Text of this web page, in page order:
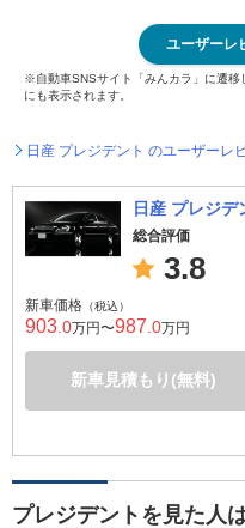
ユーザーレ
※自動車SNSサイト「みんカラ」に遷移
にも表示されます。
日産 プレジデント のユーザーレ
日産 プレジデ
総合評価
3.8
新車価格 （税込）
903 .0万円〜987 .0万円
新車見積もり(無料)
プレジデントを見た人